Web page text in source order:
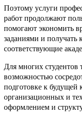
Поэтому услуги
работ продолжают
помогают экономить
заданиями и получать
соответствующие
Для многих студентов
возможностью
подготовке к будущей
организационных и
оформлением и